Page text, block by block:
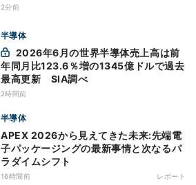
2分前
半導体
年同月比123.6％増の1345億ドルで過去
最高更新 SIA調べ
2時間前
半導体
APEX 2026から見えてきた未来:先端電
子パッケージングの最新事情と次なるパ
ラダイムシフト
16時間前 レポート